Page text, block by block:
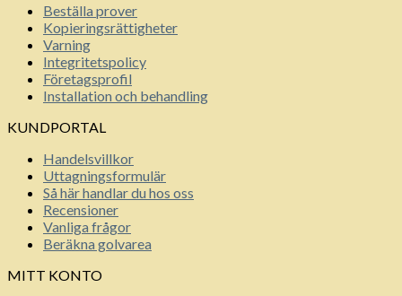
Beställa prover
Kopieringsrättigheter
Varning
Integritetspolicy
Företagsprofil
Installation och behandling
KUNDPORTAL
Handelsvillkor
Uttagningsformulär
Så här handlar du hos oss
Recensioner
Vanliga frågor
Beräkna golvarea
MITT KONTO